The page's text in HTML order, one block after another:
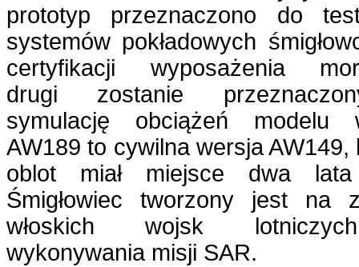
prototyp przeznaczono do
systemów pokładowych
certyfikacji wyposażenia
drugi zostanie
symulację obciążeń modelu
AW189 to cywilna wersja AW149,
oblot miał miejsce dwa
Śmigłowiec tworzony jest na
włoskich wojsk
wykonywania misji SAR.